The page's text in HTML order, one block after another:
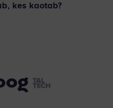
kes kaotab?